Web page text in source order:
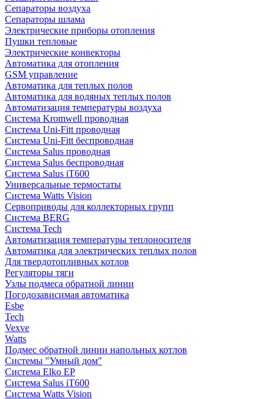
Сепараторы воздуха
Сепараторы шлама
Электрические приборы отопления
Пушки тепловые
Электрические конвекторы
Автоматика для отопления
GSM управление
Автоматика для теплых полов
Автоматика для водяных теплых полов
Автоматизация температуры воздуха
Система Kromwell проводная
Система Uni-Fitt проводная
Система Uni-Fitt беспроводная
Система Salus проводная
Система Salus беспроводная
Система Salus iT600
Универсальные термостаты
Система Watts Vision
Сервоприводы для коллекторных групп
Система BERG
Система Tech
Автоматизация температуры теплоносителя
Автоматика для электрических теплых полов
Для твердотопливных котлов
Регуляторы тяги
Узлы подмеса обратной линии
Погодозависимая автоматика
Esbe
Tech
Vexve
Watts
Подмес обратной линии напольных котлов
Системы "Умный дом"
Система Elko EP
Система Salus iT600
Система Watts Vision